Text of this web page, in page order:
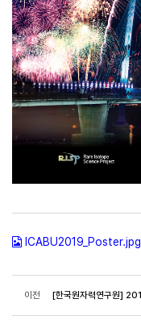
ICABU2019_Poster.jpg
이전